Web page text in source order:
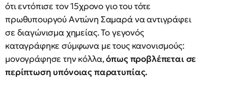
ότι εντόπισε τον 15χρονο γιο του τότε
πρωθυπουργού Αντώνη Σαμαρά να αντιγράφει
σε διαγώνισμα χημείας. Το γεγονός
καταγράφηκε σύμφωνα με τους κανονισμούς:
μονογράφησε την κόλλα,όπως προβλέπεται σε
περίπτωση υπόνοιας παρατυπίας.